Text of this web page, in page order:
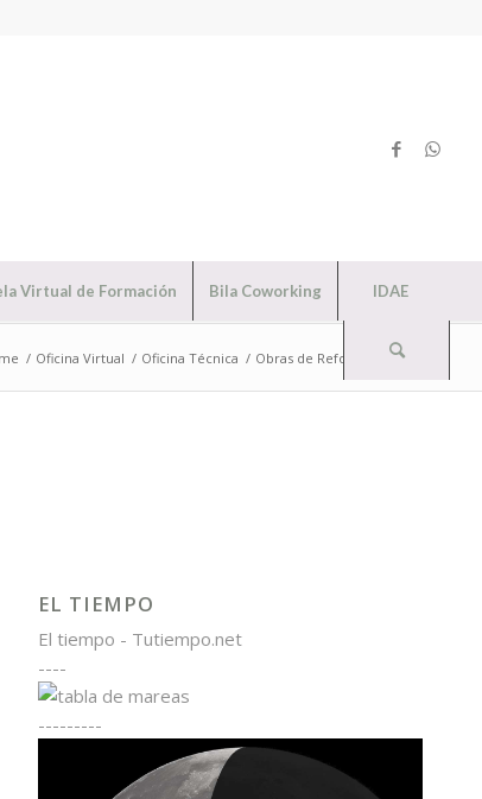
Virtual de Formación Bila Coworking IDAE
/ Oficina Virtual / Oficina Técnica / Obras de Reforma Parcial
EL TIEMPO
El tiempo - Tutiempo.net
----
---------